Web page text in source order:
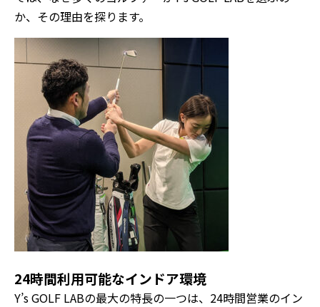
か、その理由を探ります。
24時間利用可能なインドア環境
Y’s GOLF LABの最大の特長の一つは、24時間営業のイン